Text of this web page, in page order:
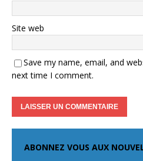
Site web
Save my name, email, and
next time I comment.
ABONNEZ VOUS AUX